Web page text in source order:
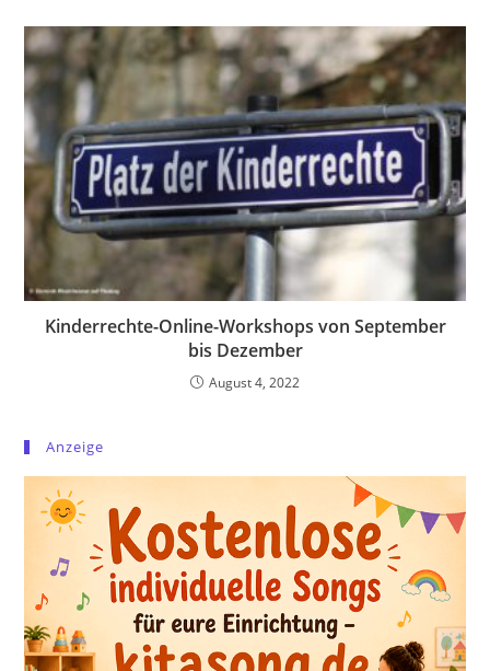
Kinderrechte-Online-Workshops von September
bis Dezember
August 4, 2022
Anzeige